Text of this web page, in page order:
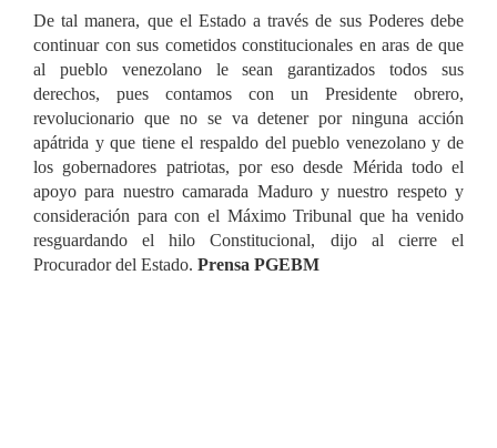
De tal manera, que el Estado a través de sus Poderes debe
continuar con sus cometidos constitucionales en aras de que
al pueblo venezolano le sean garantizados todos sus
derechos, pues contamos con un Presidente obrero,
revolucionario que no se va detener por ninguna acción
apátrida y que tiene el respaldo del pueblo venezolano y de
los gobernadores patriotas, por eso desde Mérida todo el
apoyo para nuestro camarada Maduro y nuestro respeto y
consideración para con el Máximo Tribunal que ha venido
resguardando el hilo Constitucional, dijo al cierre el
Procurador del Estado. Prensa PGEBM